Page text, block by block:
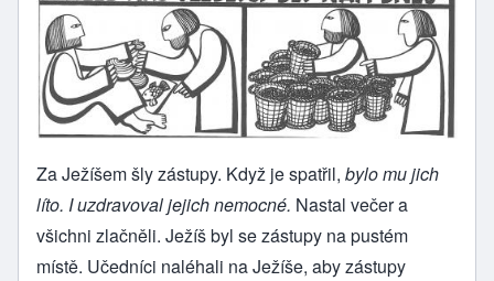
Za Ježíšem šly zástupy. Když je spatřil, bylo mu jich
líto. I uzdravoval jejich nemocné. Nastal večer a
všichni zlačněli. Ježíš byl se zástupy na pustém
místě. Učedníci naléhali na Ježíše, aby zástupy